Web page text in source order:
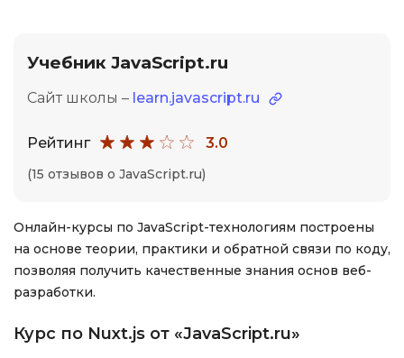
Учебник JavaScript.ru
Сайт школы – learn.javascript.ru
Рейтинг 3.0
(15 отзывов о JavaScript.ru)
Онлайн-курсы по JavaScript-технологиям построены
на основе теории, практики и обратной связи по коду,
позволяя получить качественные знания основ веб-
разработки.
Курс по Nuxt.js от «JavaScript.ru»